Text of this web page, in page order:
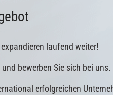
laufend weiter!
bewerben Sie sich bei uns.
erfolgreichen